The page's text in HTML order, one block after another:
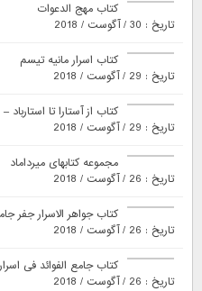
کتاب مهج الدعوات
تاریخ : 30 / آگوست / 2018
کتاب اسرار مانیه تیسم
تاریخ : 29 / آگوست / 2018
کتاب از آستارا تا استارباد
تاریخ : 29 / آگوست / 2018
مجموعه کتابهای میرداماد
تاریخ : 26 / آگوست / 2018
کتاب جواهر الاسرار جفر جامع
تاریخ : 26 / آگوست / 2018
کتاب جامع الفوائد فی
تاریخ : 26 / آگوست / 2018